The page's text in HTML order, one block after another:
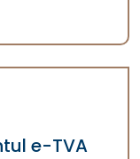
e-TVA